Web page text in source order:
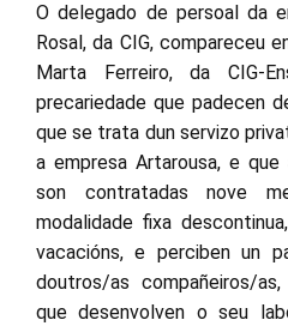
O delegado de persoal da
Rosal, da CIG, compareceu
Marta Ferreiro, da CIG-
precariedade que padecen
que se trata dun servizo
a empresa Artarousa, e
son contratadas nove
modalidade fixa
vacacións, e perciben un
doutros/as compañeiros/
que desenvolven o seu